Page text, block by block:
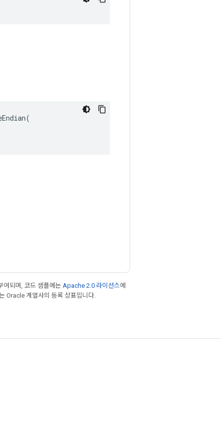
여되며, 코드 샘플에는 Apache 2.0 라이선스에
Oracle 계열사의 등록 상표입니다.